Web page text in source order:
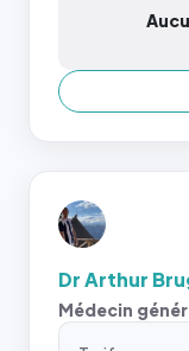
Dr Arthur
Médecin